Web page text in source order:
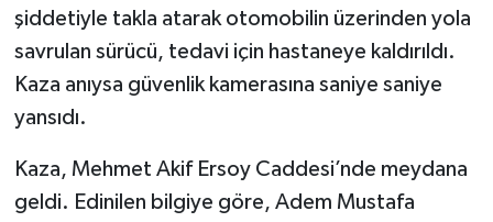
şiddetiyle takla atarak otomobilin üzerinden yola
savrulan sürücü, tedavi için hastaneye kaldırıldı.
Kaza anıysa güvenlik kamerasına saniye saniye
yansıdı.
Kaza, Mehmet Akif Ersoy Caddesi’nde meydana
geldi. Edinilen bilgiye göre, Adem Mustafa